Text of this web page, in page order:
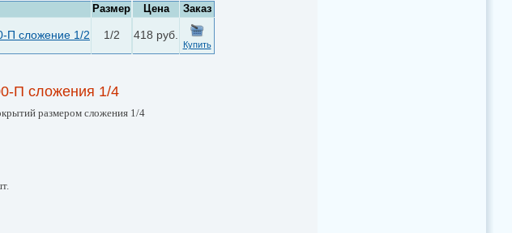
Размер Цена Заказ
П сложение 1/2 1/2 418 руб.
Купить
П сложения 1/4
размером сложения 1/4